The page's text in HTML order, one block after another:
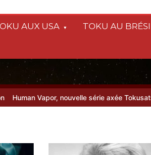
AUX USA TOKU AU
nouvelle série axée Tokusatsu, sur Netflix